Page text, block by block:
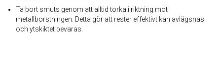
Ta bort smuts genom att alltid torka i riktning mot
metallborstningen. Detta gör att rester effektivt kan avlägsnas
och ytskiktet bevaras.